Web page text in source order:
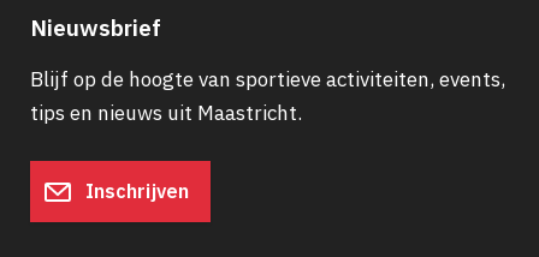
Nieuwsbrief
Blijf op de hoogte van sportieve activiteiten, events,
tips en nieuws uit Maastricht.
Inschrijven